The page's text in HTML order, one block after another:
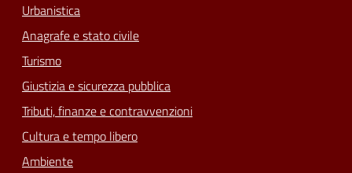
Urbanistica
Anagrafe e stato civile
Turismo
Giustizia e sicurezza pubblica
Tributi, finanze e contravvenzioni
Cultura e tempo libero
Ambiente